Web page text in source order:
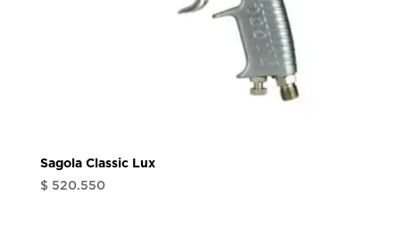
Sagola Classic Lux
$ 520.550